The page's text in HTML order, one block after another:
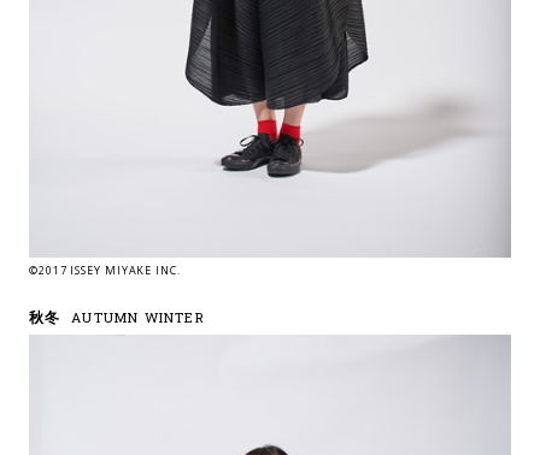
©2017 ISSEY MIYAKE INC.
秋冬 AUTUMN WINTER